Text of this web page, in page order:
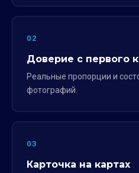
02
Доверие с первого
Реальные пропорции и
фотографий.
03
Карточка на картах